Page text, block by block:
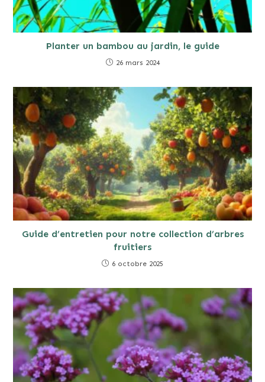
Planter un bambou au jardin, le guide
26 mars 2024
Guide d’entretien pour notre collection d’arbres
fruitiers
6 octobre 2025